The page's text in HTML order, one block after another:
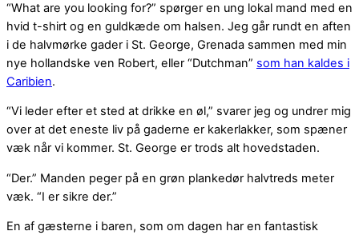
“What are you looking for?” spørger en ung lokal mand med en
hvid t-shirt og en guldkæde om halsen. Jeg går rundt en aften
i de halvmørke gader i St. George, Grenada sammen med min
nye hollandske ven Robert, eller “Dutchman” som han kaldes i
Caribien.
“Vi leder efter et sted at drikke en øl,” svarer jeg og undrer mig
over at det eneste liv på gaderne er kakerlakker, som spæner
væk når vi kommer. St. George er trods alt hovedstaden.
“Der.” Manden peger på en grøn plankedør halvtreds meter
væk. “I er sikre der.”
En af gæsterne i baren, som om dagen har en fantastisk